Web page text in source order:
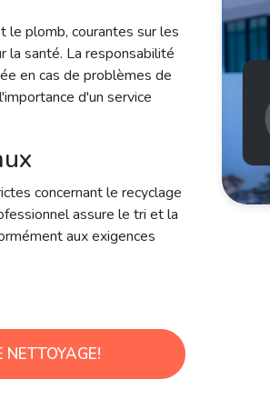
la conformité du projet
plomb, courantes sur les
santé. La responsabilité
en cas de problèmes de
d'un service
concernant le recyclage